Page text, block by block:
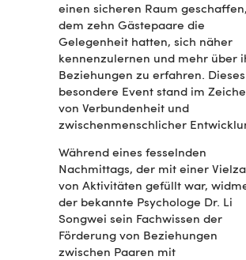
einen sicheren Raum
dem zehn Gästepaare die
Gelegenheit hatten, sich näher
kennenzulernen und mehr über
Beziehungen zu erfahren. Dieses
besondere Event stand im
von Verbundenheit und
zwischenmenschlicher
Während eines fesselnden
Nachmittags, der mit einer
von Aktivitäten gefüllt war,
der bekannte Psychologe Dr. Li
Songwei sein Fachwissen der
Förderung von Beziehungen
zwischen Paaren mit